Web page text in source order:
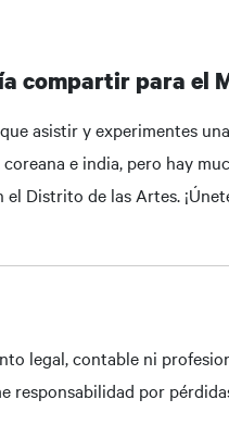
compartir para el
asistir y experimentes
e india, pero hay
el Distrito de las Artes.
legal, contable ni
responsabilidad por